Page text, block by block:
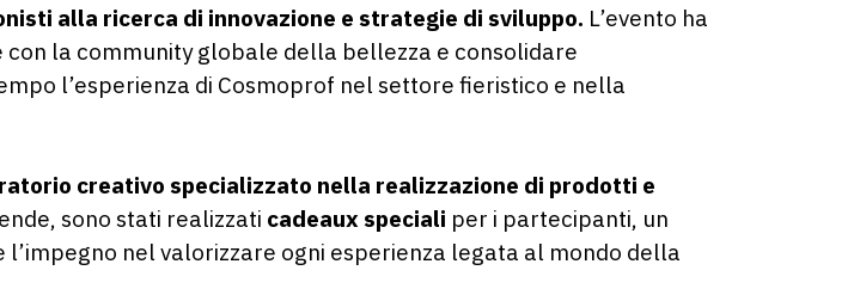
alla ricerca di innovazione e strategie di sviluppo. L’evento ha
la community globale della bellezza e consolidare
l’esperienza di Cosmoprof nel settore fieristico e nella
creativo specializzato nella realizzazione di prodotti e
sono stati realizzati cadeaux speciali per i partecipanti, un
nel valorizzare ogni esperienza legata al mondo della